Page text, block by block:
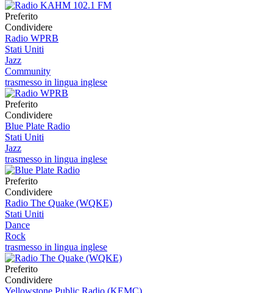
Preferito
Condividere
Radio WPRB
Stati Uniti
Jazz
Community
trasmesso in lingua inglese
Preferito
Condividere
Blue Plate Radio
Stati Uniti
Jazz
trasmesso in lingua inglese
Preferito
Condividere
Radio The Quake (WQKE)
Stati Uniti
Dance
Rock
trasmesso in lingua inglese
Preferito
Condividere
Yellowstone Public Radio (KEMC)